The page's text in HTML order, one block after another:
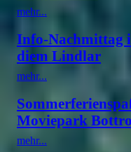
mehr...
Info-Nachmittag
diem Lindlar
mehr...
Moviepark
mehr...